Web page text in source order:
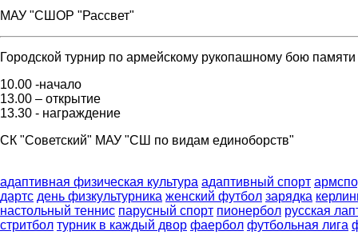
МАУ "СШОР "Рассвет"
Городской турнир по армейскому рукопашному бою
10.00 -начало
13.00 – открытие
13.30 - награждение
СК "Советский" МАУ "СШ по видам единоборств"
адаптивная физическая культура адаптивный спорт
дартс день физкультурника женский футбол зарядка
настольный теннис парусный спорт пионербол русская
стритбол турник в каждый двор фаербол футбольная лига